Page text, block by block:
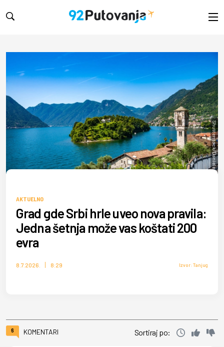
Shutterstock/Daniele Mezzadri
AKTUELNO
Grad gde Srbi hrle uveo nova pravila:
Jedna šetnja može vas koštati 200
evra
8.7.2026. 8:29 Izvor: Tanjug
6 KOMENTARI Sortiraj po: